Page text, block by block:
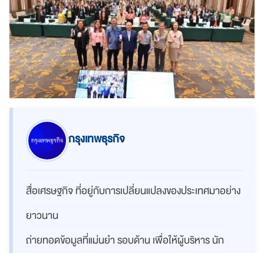
กรุงเทพธุรกิจ
สื่อเศรษฐกิจ ที่อยู่กับการเปลี่ยนแปลงของประเทศมาอย่าง
ยาวนาน
ถ่ายทอดข้อมูลที่แม่นยำ รอบด้าน เพื่อให้ผู้บริหาร นัก